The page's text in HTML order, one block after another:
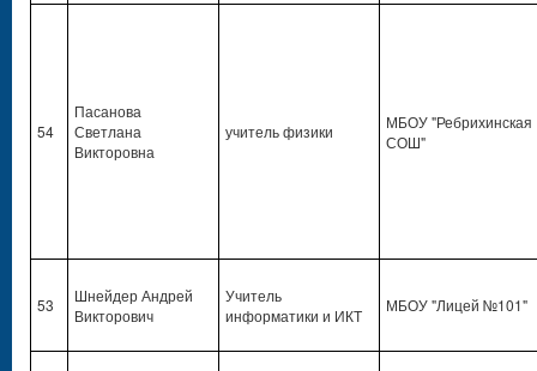
54
Пасанова
Светлана
Викторовна
учитель физики
МБОУ "Ребрихинская
СОШ"
53
Шнейдер Андрей
Викторович
Учитель
информатики и ИКТ
МБОУ "Лицей №101"